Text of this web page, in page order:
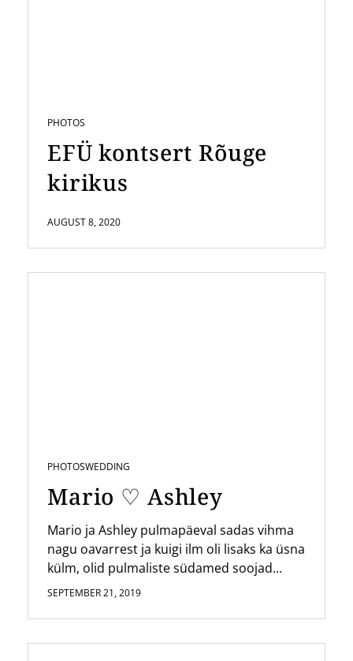
PHOTOS
EFÜ kontsert Rõuge
kirikus
AUGUST 8, 2020
PHOTOSWEDDING
Mario ♡ Ashley
Mario ja Ashley pulmapäeval sadas vihma
nagu oavarrest ja kuigi ilm oli lisaks ka üsna
külm, olid pulmaliste südamed soojad...
SEPTEMBER 21, 2019